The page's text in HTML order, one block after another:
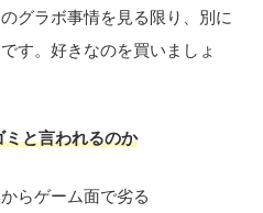
グラボ事情を見る限り、別に
す。好きなのを買いましょ
ミと言われるのか
らゲーム面で劣る